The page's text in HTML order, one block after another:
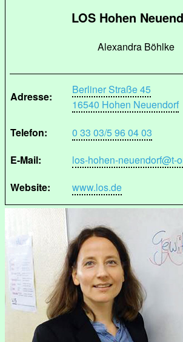
LOS Hohen
Alexandra Böhlke
Adresse:
Berliner Straße 45
16540 Hohen Neuendorf
Telefon:
0 33 03/5 96 04 03
E-Mail:
los-hohen-neuendorf@t-
Website:
www.los.de